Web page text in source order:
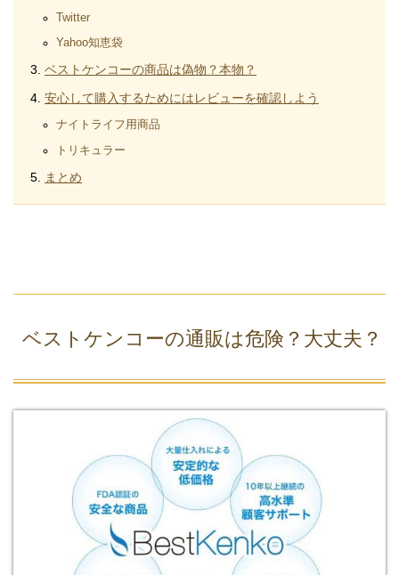
Twitter
Yahoo知恵袋
ベストケンコーの商品は偽物？本物？
安心して購入するためにはレビューを確認しよう
ナイトライフ用商品
トリキュラー
まとめ
ベストケンコーの通販は危険？大丈夫？